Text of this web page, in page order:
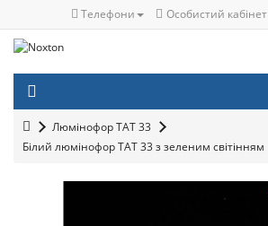
Телефони Особистий кабінет
Люмінофор ТАТ 33
Білий люмінофор ТАТ 33 з зеленим світінням